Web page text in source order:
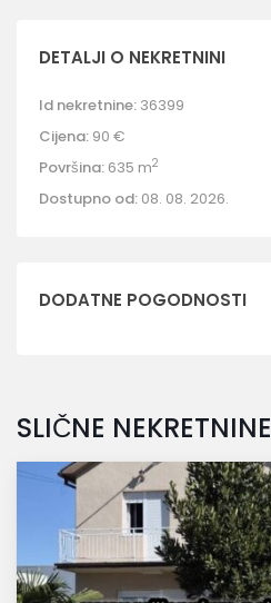
DETALJI O NEKRETNINI
Id nekretnine: 36399
Cijena: 90 €
Površina: 635 m2
Dostupno od: 08. 08. 2026.
DODATNE POGODNOSTI
SLIČNE NEKRETNINE